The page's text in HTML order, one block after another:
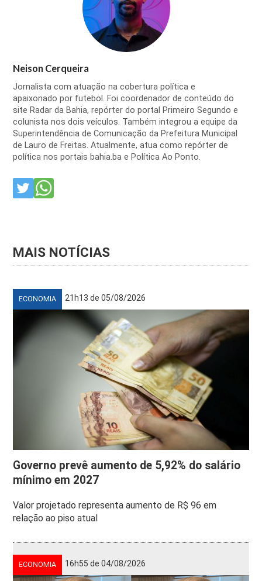
Neison Cerqueira
Jornalista com atuação na cobertura política e
apaixonado por futebol. Foi coordenador de conteúdo do
site Radar da Bahia, repórter do portal Primeiro Segundo e
colunista nos dois veículos. Também integrou a equipe da
Superintendência de Comunicação da Prefeitura Municipal
de Lauro de Freitas. Atualmente, atua como repórter de
política nos portais bahia.ba e Política Ao Ponto.
MAIS NOTÍCIAS
ECONOMIA 21h13 de 05/08/2026
Governo prevê aumento de 5,92% do salário
mínimo em 2027
Valor projetado representa aumento de R$ 96 em
relação ao piso atual
ECONOMIA 16h55 de 04/08/2026